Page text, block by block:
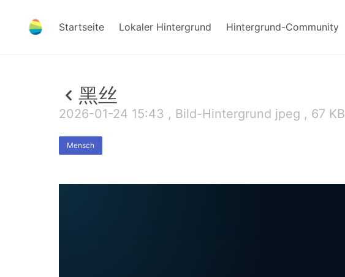
Startseite Lokaler Hintergrund Hintergrund-Community
黑丝
2026-01-24 15:43 , Bild-Hintergrund jpeg , 67 KB
Mensch